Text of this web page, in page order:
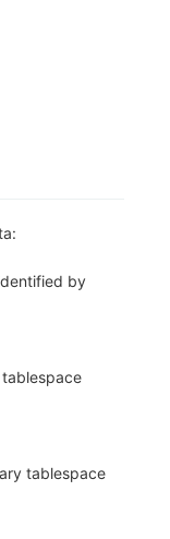
by
tablespace